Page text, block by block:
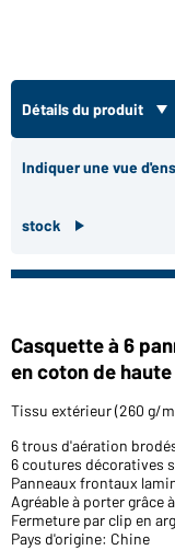
Détails du produit
Indiquer une vue
stock
Casquette à 6
en coton de
Tissu extérieur (260 g/
6 trous d'aération
6 coutures décoratives
Panneaux frontaux
Agréable à porter grâce
Fermeture par clip en
Pays d'origine: Chine